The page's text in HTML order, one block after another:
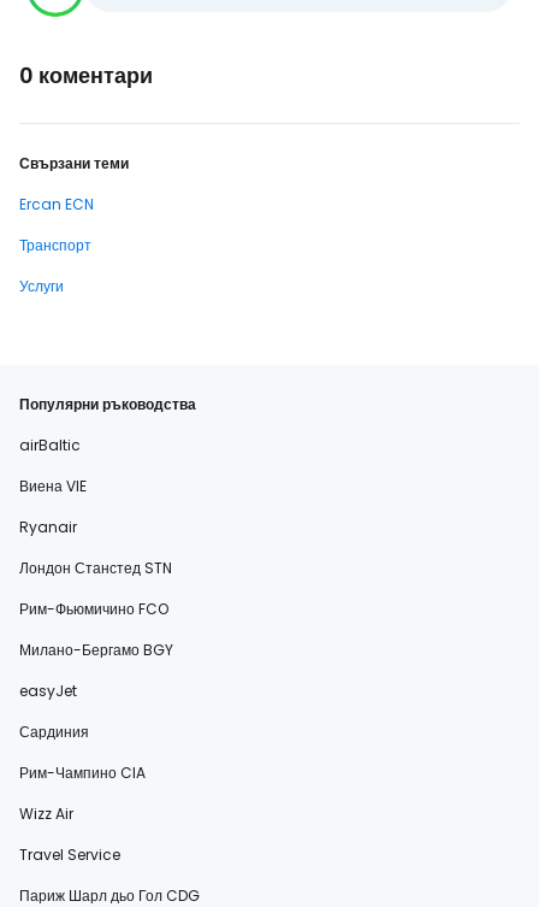
0 коментари
Свързани теми
Ercan ECN
Транспорт
Услуги
Популярни ръководства
airBaltic
Виена VIE
Ryanair
Лондон Станстед STN
Рим-Фьюмичино FCO
Милано-Бергамо BGY
easyJet
Сардиния
Рим-Чампино CIA
Wizz Air
Travel Service
Париж Шарл дьо Гол CDG